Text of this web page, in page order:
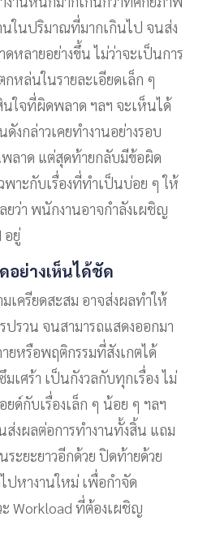
นในปริมาณที่มากเกินไป จนส่ง
หลายอย่างขึ้น ไม่ว่าจะเป็นการ
หล่นในรายละเอียดเล็ก ๆ
ใจที่ผิดพลาด ฯลฯ จะเห็นได้
งกล่าวเคยทำงานอย่างรอบ
พลาด แต่สุดท้ายกลับมีข้อผิด
พาะกับเรื่องที่ทำเป็นบ่อย ๆ ให้
ว่า พนักงานอาจกำลังเผชิญ
อยู่
อย่างเห็นได้ชัด
มเครียดสะสม อาจส่งผลทำให้
ปรวน จนสามารถแสดงออกมา
ายหรือพฤติกรรมที่สังเกตได้
เศร้า เป็นกังวลกับทุกเรื่อง ไม่
ด์กับเรื่องเล็ก ๆ น้อย ๆ ฯลฯ
ส่งผลต่อการทำงานทั้งสิ้น แถม
ระยะยาวอีกด้วย ปิดท้ายด้วย
ปหางานใหม่ เพื่อกำจัด
ะ Workload ที่ต้องเผชิญ